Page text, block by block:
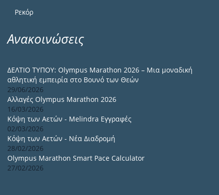
Ρεκόρ
Ανακοινώσεις
ΔΕΛΤΙΟ ΤΥΠΟΥ: Olympus Marathon 2026 – Μια μοναδική
αθλητική εμπειρία στο Βουνό των Θεών
29/06/2026
Αλλαγές Olympus Marathon 2026
16/03/2026
Κόψη των Αετών - Melindra Εγγραφές
02/03/2026
Κόψη των Αετών - Νέα Διαδρομή
28/02/2026
Olympus Marathon Smart Pace Calculator
27/02/2026